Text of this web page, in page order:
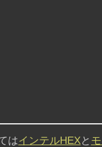
はインテルHEXと